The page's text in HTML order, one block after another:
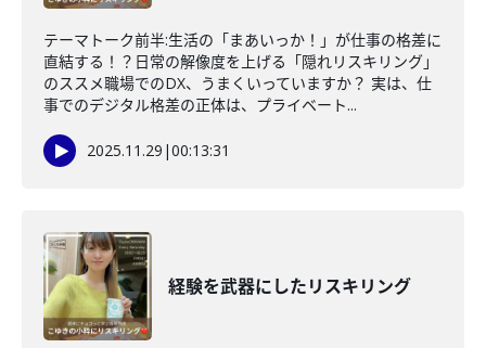
テーマトーク前半:生活の「まあいっか！」が仕事の格差に
直結する！？日常の解像度を上げる「隠れリスキリング」
のススメ職場でのDX、うまくいっていますか？ 実は、仕
事でのデジタル格差の正体は、プライベート...
2025.11.29 |00:13:31
経験を武器にしたリスキリング